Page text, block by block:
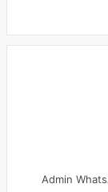
Admin